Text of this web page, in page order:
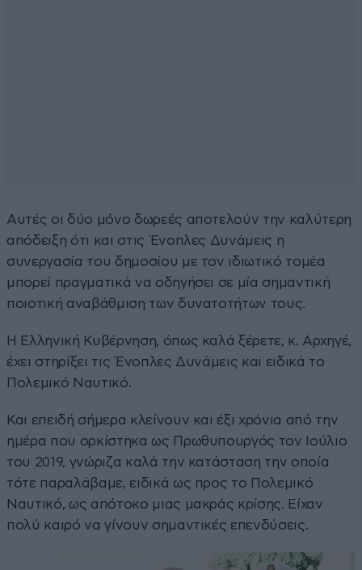
Αυτές οι δύο μόνο δωρεές αποτελούν την καλύτερη
απόδειξη ότι και στις Ένοπλες Δυνάμεις η
συνεργασία του δημοσίου με τον ιδιωτικό τομέα
μπορεί πραγματικά να οδηγήσει σε μία σημαντική
ποιοτική αναβάθμιση των δυνατοτήτων τους.
Η Ελληνική Κυβέρνηση, όπως καλά ξέρετε, κ. Αρχηγέ,
έχει στηρίξει τις Ένοπλες Δυνάμεις και ειδικά το
Πολεμικό Ναυτικό.
Και επειδή σήμερα κλείνουν και έξι χρόνια από την
ημέρα που ορκίστηκα ως Πρωθυπουργός τον Ιούλιο
του 2019, γνώριζα καλά την κατάσταση την οποία
τότε παραλάβαμε, ειδικά ως προς το Πολεμικό
Ναυτικό, ως απότοκο μιας μακράς κρίσης. Είχαν
πολύ καιρό να γίνουν σημαντικές επενδύσεις.